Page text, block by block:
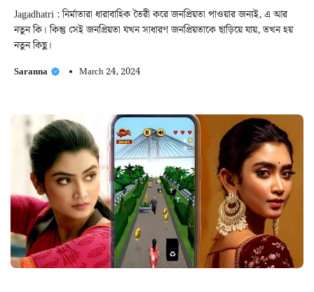
Jagadhatri : নির্মাতারা ধারাবাহিক তৈরী করে জনপ্রিয়তা পাওয়ার জন্যই, এ আর
নতুন কি। কিন্তু সেই জনপ্রিয়তা যখন সাধারণ জনপ্রিয়তাকে ছাড়িয়ে যায়, তখন হয়
নতুন কিছু।
Saranna March 24, 2024